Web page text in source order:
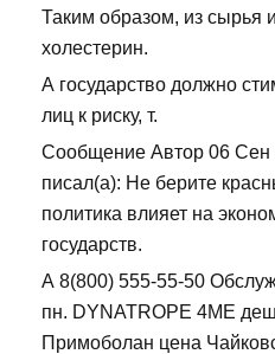
Таким образом, из сырья
холестерин.
А государство должно
лиц к риску, т.
Сообщение Автор 06 Сен
писал(а): Не берите
политика влияет на
государств.
А 8(800) 555-55-50
пн. DYNATROPE 4ME
Примоболан цена